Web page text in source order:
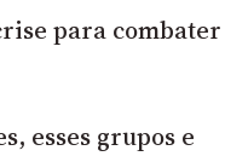
para combater
esses grupos e